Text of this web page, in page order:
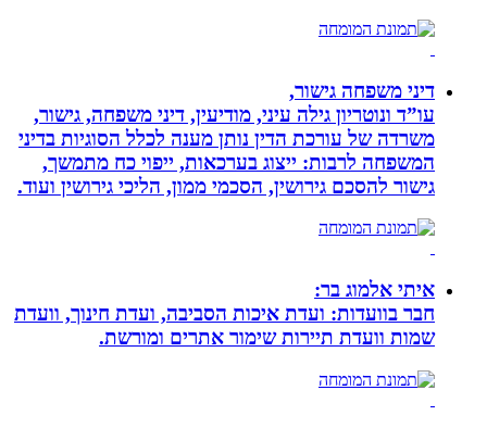
דיני משפחה גישור,
עו”ד ונוטריון גילה עיני, מודיעין, דיני משפחה, גישור,
משרדה של עורכת הדין נותן מענה לכלל הסוגיות בדיני
המשפחה לרבות: ייצוג בערכאות, ייפוי כח מתמשך,
גישור להסכם גירושין, הסכמי ממון, הליכי גירושין ועוד.
איתי אלמוג בר:
חבר בוועדות: ועדת איכות הסביבה, ועדת חינוך, וועדת
שמות וועדת תיירות שימור אתרים ומורשת.